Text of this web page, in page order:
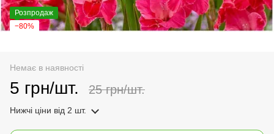
Розпродаж
−80%
Немає в наявності
5 грн/шт. 25 грн/шт.
Нижчі ціни від 2 шт.